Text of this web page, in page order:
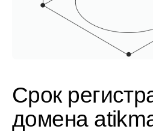
Срок
домена